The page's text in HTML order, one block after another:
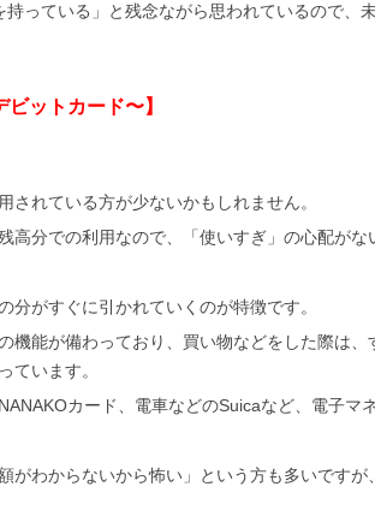
持っている」と残念ながら思われているので、
ットカード〜】
されている方が少ないかもしれません。
高分での利用なので、「使いすぎ」の心配がな
分がすぐに引かれていくのが特徴です。
機能が備わっており、買い物などをした際は、
ています。
カード、電車などのSuicaなど、電子マ
がわからないから怖い」という方も多いです